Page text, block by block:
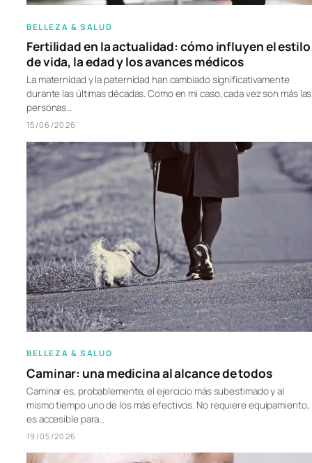
BELLEZA & SALUD
Fertilidad en la actualidad: cómo influyen el estilo
de vida, la edad y los avances médicos
La maternidad y la paternidad han cambiado significativamente
durante las últimas décadas. Como en mi caso, cada vez son más las
personas…
15/06/2026
BELLEZA & SALUD
Caminar: una medicina al alcance de todos
Caminar es, probablemente, el ejercicio más subestimado y al
mismo tiempo uno de los más efectivos. No requiere equipamiento,
es accesible para…
19/05/2026